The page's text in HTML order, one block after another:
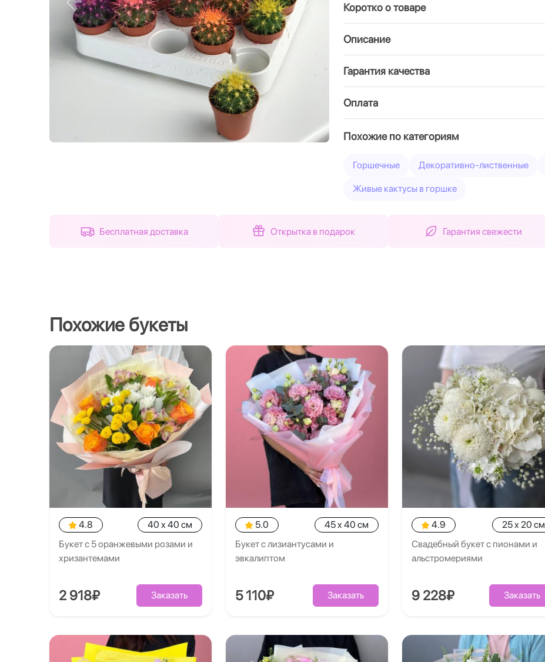
Назад Коротко о товаре
Описание
Гарантия качества
Оплата
Похожие по категориям
Горшечные Декоративно-лиственные
Живые кактусы в горшке
Бесплатная доставка Открытка в подарок Гарантия свежести
Похожие букеты
4.8
40 x 40 см
Букет с 5 оранжевыми розами и
хризантемами
2 918₽ Заказать
5.0
45 x 40 см
Букет с лизиантусами и
эвкалиптом
5 110₽ Заказать
4.9
25 x 20 см
Свадебный букет с пионами и
альстромериями
9 228₽ Заказать